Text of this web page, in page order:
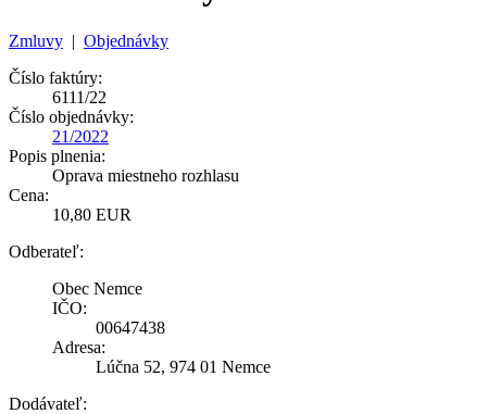
Zmluvy | Objednávky
Číslo faktúry:
6111/22
Číslo objednávky:
21/2022
Popis plnenia:
Oprava miestneho rozhlasu
Cena:
10,80 EUR
Odberateľ:
Obec Nemce
IČO:
00647438
Adresa:
Lúčna 52, 974 01 Nemce
Dodávateľ: